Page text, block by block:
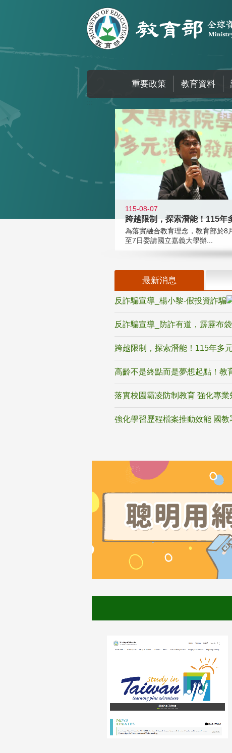
重要政策 教育資料
:::
115-08-07
為落實融合教育理念，教育部於8
至7日委請國立嘉義大學辦...
最新消息
反詐騙宣導_楊小黎-假投資詐騙
反詐騙宣導_防詐有道，霹靂布
跨越限制，探索潛能！115年多
高齡不是終點而是夢想起點！教
落實校園霸凌防制教育 強化專業
強化學習歷程檔案推動效能 國